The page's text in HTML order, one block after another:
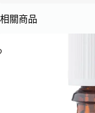
相關商品